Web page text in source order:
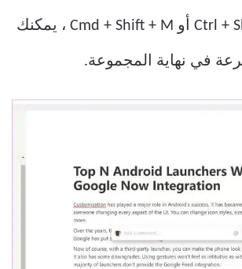
اختصار Ctrl + Shift + M أو Cmd + Shift + M ، يمكنك
في نهاية المجموعة.